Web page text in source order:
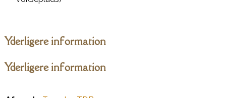
Yderligere information
Yderligere information